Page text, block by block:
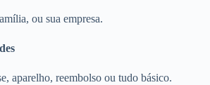
ou sua empresa.
aparelho, reembolso ou tudo básico.